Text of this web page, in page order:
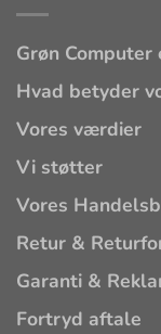
Grøn
Hvad betyder
Vores værdier
Vi støtter
Vores
Retur &
Garanti &
Fortryd aftale